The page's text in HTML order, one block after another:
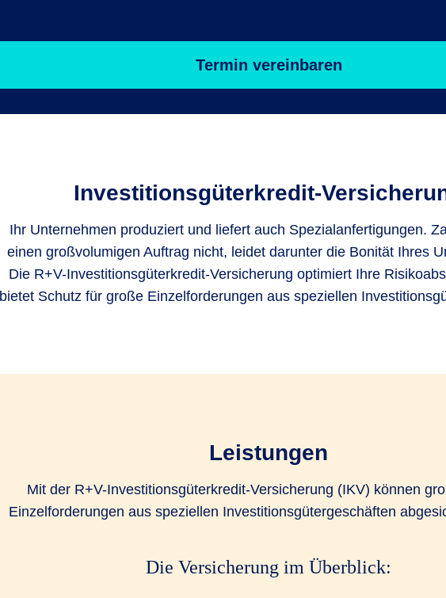
Termin vereinbaren
Investitionsgüterkredit-
Ihr Unternehmen produziert und liefert auch Spezialanfertigungen.
einen großvolumigen Auftrag nicht, leidet darunter die Bonität Ihres
Die R+V-Investitionsgüterkredit-Versicherung optimiert Ihre
bietet Schutz für große Einzelforderungen aus speziellen
Leistungen
Mit der R+V-Investitionsgüterkredit-Versicherung (IKV) können
Einzelforderungen aus speziellen Investitionsgütergeschäften
Die Versicherung im Überblick: